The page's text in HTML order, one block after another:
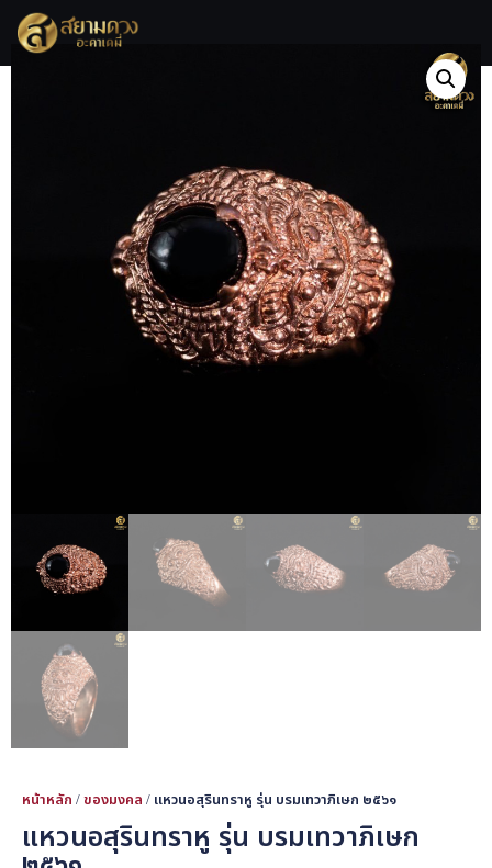
หน้าหลัก /ของมงคล / แหวนอสุรินทราหู รุ่น บรมเทวาภิเษก ๒๕๖๑
แหวนอสุรินทราหู รุ่น บรมเทวาภิเษก